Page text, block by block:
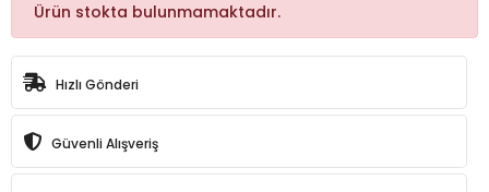
Ürün stokta bulunmamaktadır.
Hızlı Gönderi
Güvenli Alışveriş